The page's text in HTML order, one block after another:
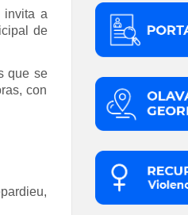
invita a
de
que se
con